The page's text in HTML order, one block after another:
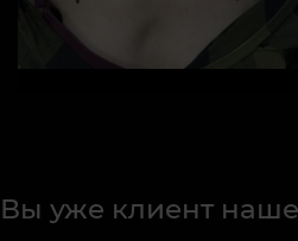
Вы уже клиент